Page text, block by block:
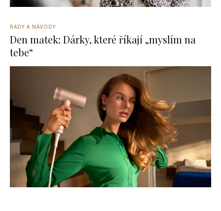
RADY A NÁVODY
Den matek: Dárky, které říkají „myslím na
tebe“